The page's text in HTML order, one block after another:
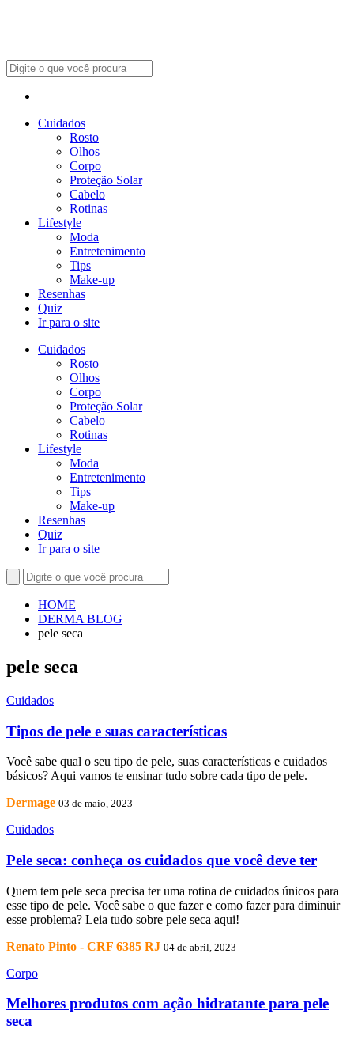
Cuidados
Rosto
Olhos
Corpo
Proteção Solar
Cabelo
Rotinas
Lifestyle
Moda
Entretenimento
Tips
Make-up
Resenhas
Quiz
Ir para o site
Cuidados
Rosto
Olhos
Corpo
Proteção Solar
Cabelo
Rotinas
Lifestyle
Moda
Entretenimento
Tips
Make-up
Resenhas
Quiz
Ir para o site
HOME
DERMA BLOG
pele seca
pele seca
Cuidados
Tipos de pele e suas características
Você sabe qual o seu tipo de pele, suas características e cuidados
básicos? Aqui vamos te ensinar tudo sobre cada tipo de pele.
Dermage 03 de maio, 2023
Cuidados
Pele seca: conheça os cuidados que você deve ter
Quem tem pele seca precisa ter uma rotina de cuidados únicos para
esse tipo de pele. Você sabe o que fazer e como fazer para diminuir
esse problema? Leia tudo sobre pele seca aqui!
Renato Pinto - CRF 6385 RJ 04 de abril, 2023
Corpo
Melhores produtos com ação hidratante para pele
seca